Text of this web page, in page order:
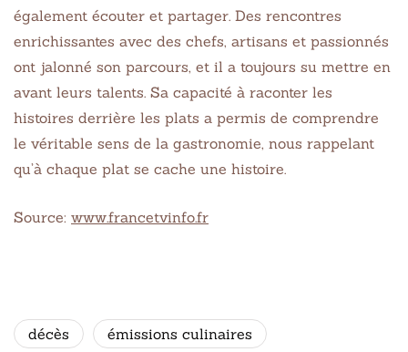
également écouter et partager. Des rencontres
enrichissantes avec des chefs, artisans et passionnés
ont jalonné son parcours, et il a toujours su mettre en
avant leurs talents. Sa capacité à raconter les
histoires derrière les plats a permis de comprendre
le véritable sens de la gastronomie, nous rappelant
qu’à chaque plat se cache une histoire.
Source: www.francetvinfo.fr
décès émissions culinaires